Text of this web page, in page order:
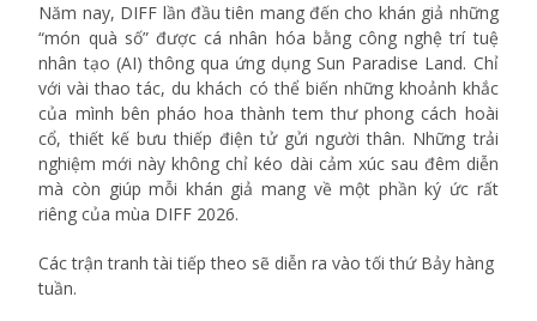
Năm nay, DIFF lần đầu tiên mang đến cho khán giả những
“món quà số” được cá nhân hóa bằng công nghệ trí tuệ
nhân tạo (AI) thông qua ứng dụng Sun Paradise Land. Chỉ
với vài thao tác, du khách có thể biến những khoảnh khắc
của mình bên pháo hoa thành tem thư phong cách hoài
cổ, thiết kế bưu thiếp điện tử gửi người thân. Những trải
nghiệm mới này không chỉ kéo dài cảm xúc sau đêm diễn
mà còn giúp mỗi khán giả mang về một phần ký ức rất
riêng của mùa DIFF 2026.
Các trận tranh tài tiếp theo sẽ diễn ra vào tối thứ Bảy hàng
tuần.